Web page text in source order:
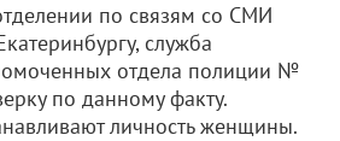
по связям со СМИ
служба
отдела полиции №
по данному факту.
личность женщины.